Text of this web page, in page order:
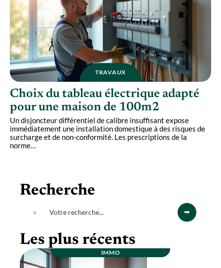
TRAVAUX
Choix du tableau électrique adapté
pour une maison de 100m2
Un disjoncteur différentiel de calibre insuffisant expose
immédiatement une installation domestique à des risques de
surcharge et de non-conformité. Les prescriptions de la
norme
Recherche
Les plus récents
IMMO